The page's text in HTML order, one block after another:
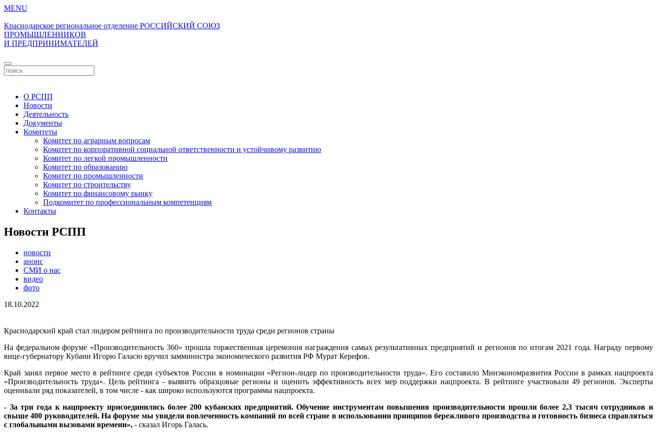
MENU
Краснодарское региональное отделение РОССИЙСКИЙ СОЮЗ
ПРОМЫШЛЕННИКОВ
И ПРЕДПРИНИМАТЕЛЕЙ
О РСПП
Новости
Деятельность
Документы
Комитеты
Комитет по аграрным вопросам
Комитет по корпоративной социальной ответственности и устойчивому развитию
Комитет по легкой промышленности
Комитет по образованию
Комитет по промышленности
Комитет по строительству
Комитет по финансовому рынку
Подкомитет по профессиональным компетенциям
Контакты
Новости РСПП
новости
анонс
СМИ о нас
видео
фото
18.10.2022
Краснодарский край стал лидером рейтинга по производительности труда среди регионов страны
На федеральном форуме «Производительность 360» прошла торжественная церемония награждения самых результативных предприятий и регионов по итогам 2021 года. Награду первому
вице-губернатору Кубани Игорю Галасю вручил замминистра экономического развития РФ Мурат Керефов.
Край занял первое место в рейтинге среди субъектов России в номинации «Регион-лидер по производительности труда». Его составило Минэкономразвития России в рамках нацпроекта
«Производительность труда». Цель рейтинга - выявить образцовые регионы и оценить эффективность всех мер поддержки нацпроекта. В рейтинге участвовали 49 регионов. Эксперты
оценивали ряд показателей, в том числе - как широко используются программы нацпроекта.
- За три года к нацпроекту присоединились более 200 кубанских предприятий. Обучение инструментам повышения производительности прошли более 2,3 тысяч сотрудников и
свыше 400 руководителей. На форуме мы увидели вовлеченность компаний по всей стране в использовании принципов бережливого производства и готовность бизнеса справляться
с глобальными вызовами времени», - сказал Игорь Галась.